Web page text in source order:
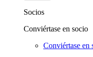
Socios
Conviértase en socio
Conviértase en